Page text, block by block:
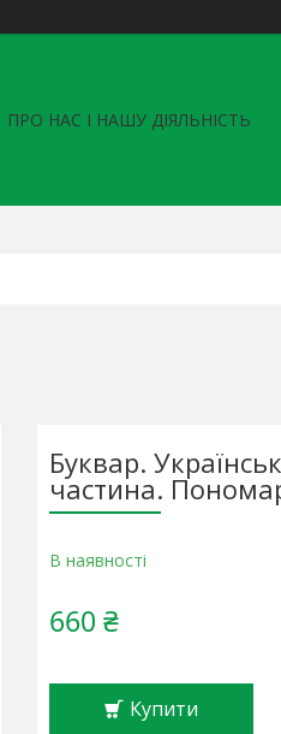
ПРО НАС І НАШУ ДІЯЛЬНІСТЬ
Буквар.
частина.
В наявності
660 ₴
Купити